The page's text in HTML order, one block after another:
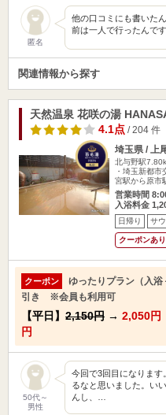
匿名
他の口コミにも書いた
前は一人で行ったんで
関連情報から探す
天然温泉 花咲の湯
4.1点/ 204 件
埼玉県 / 上
北与野駅
・埼玉新都
宮駅から原市
営業時間
入浴料金
日帰り サ
クーポンあり
クーポン
ゆったりプラン（入
引き ※会員も利用可
【平日】 2,150円 → 2,050円
円
50代～
男性
今回で3回目になりま
るなと思いました。い
んし、…